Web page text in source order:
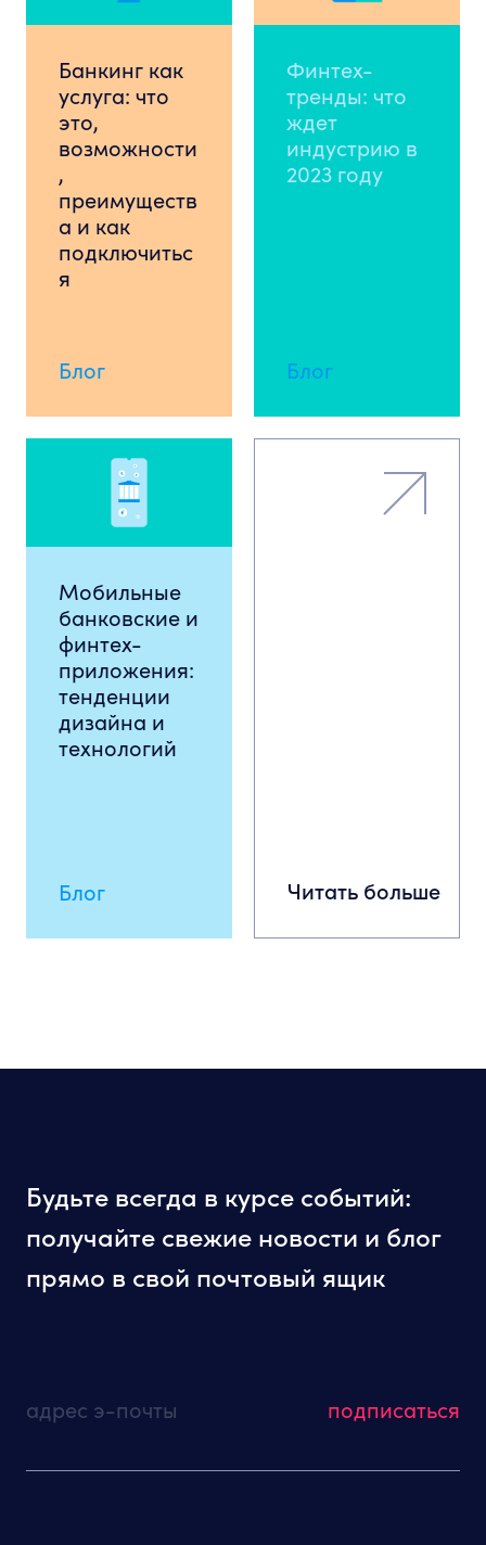
Банкинг как
услуга: что
это,
возможности
,
преимуществ
а и как
подключитьс
я
Блог
Финтех-
тренды: что
ждет
индустрию в
2023 году
Блог
Мобильные
банковские и
финтех-
приложения:
тенденции
дизайна и
технологий
Блог Читать больше
Будьте всегда в курсе событий:
получайте свежие новости и блог
прямо в свой почтовый ящик
адрес э-почты